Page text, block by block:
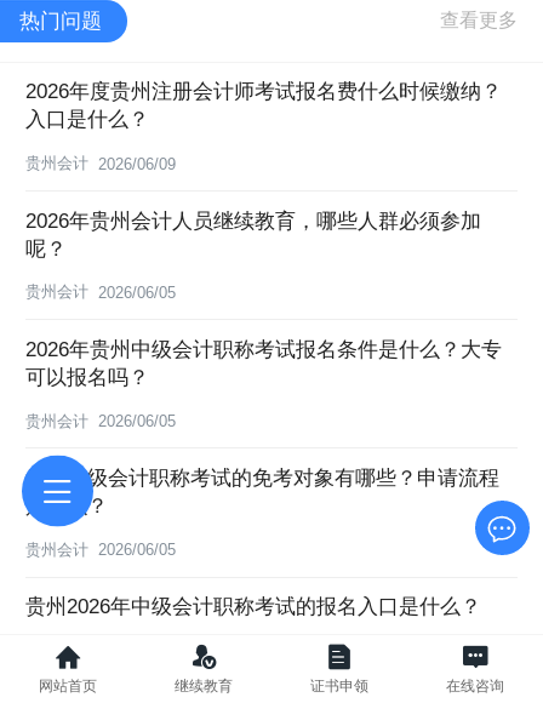
热门问题
2026年度贵州注册会计师考试报名费什么时候缴纳？
入口是什么？
贵州会计 2026/06/09
2026年贵州会计人员继续教育，哪些人群必须参加
呢？
贵州会计 2026/06/05
2026年贵州中级会计职称考试报名条件是什么？大专
可以报名吗？
贵州会计 2026/06/05
贵州中级会计职称考试的免考对象有哪些？申请流程
是什么？
贵州会计 2026/06/05
贵州2026年中级会计职称考试的报名入口是什么？
贵州会计
网站首页 继续教育 证书申领 在线咨询